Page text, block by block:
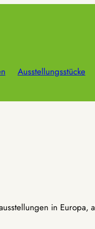
Ausstellungsstücke
in Europa,